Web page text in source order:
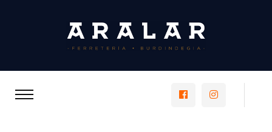
https://https://